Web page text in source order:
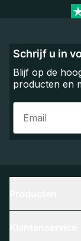
Schrijf u in
Blijf op de
producten en
Email